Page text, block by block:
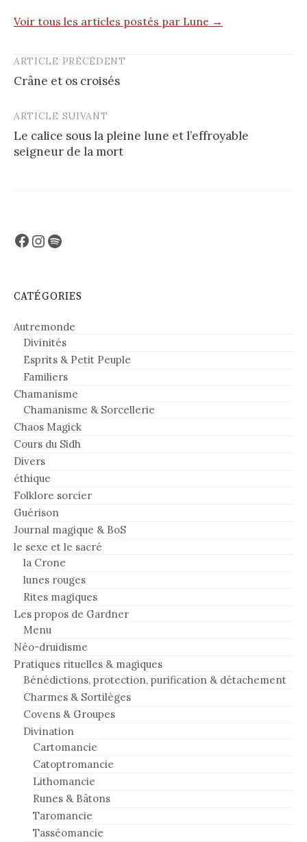
Voir tous les articles postés par Lune →
Post
navigation
ARTICLE PRÉCÉDENT
Crâne et os croisés
ARTICLE SUIVANT
Le calice sous la pleine lune et l’effroyable
seigneur de la mort
Facebook
Instagram
Spotify
CATÉGORIES
Autremonde
Divinités
Esprits & Petit Peuple
Familiers
Chamanisme
Chamanisme & Sorcellerie
Chaos Magick
Cours du Sidh
Divers
éthique
Folklore sorcier
Guérison
Journal magique & BoS
le sexe et le sacré
la Crone
lunes rouges
Rites magiques
Les propos de Gardner
Menu
Néo-druidisme
Pratiques rituelles & magiques
Bénédictions, protection, purification & détachement
Charmes & Sortilèges
Covens & Groupes
Divination
Cartomancie
Catoptromancie
Lithomancie
Runes & Bâtons
Taromancie
Tasséomancie